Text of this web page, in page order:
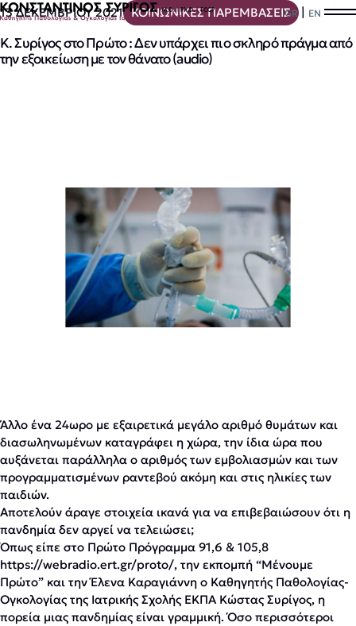
GR | EN
13 ΔΕΚΕΜΒΡΙΟΥ 2021 ΚΟΙΝΩΝΙΚΕΣ ΠΑΡΕΜΒΑΣΕΙΣ
Κ. Συρίγος στο Πρώτο : Δεν υπάρχει πιο σκληρό πράγμα από
την εξοικείωση με τον θάνατο (audio)
Άλλο ένα 24ωρο με εξαιρετικά μεγάλο αριθμό θυμάτων και
διασωληνωμένων καταγράφει η χώρα, την ίδια ώρα που
αυξάνεται παράλληλα ο αριθμός των εμβολιασμών και των
προγραμματισμένων ραντεβού ακόμη και στις ηλικίες των
παιδιών.
Αποτελούν άραγε στοιχεία ικανά για να επιβεβαιώσουν ότι η
πανδημία δεν αργεί να τελειώσει;
Όπως είπε στο Πρώτο Πρόγραμμα 91,6 & 105,8
https://webradio.ert.gr/proto/, την εκπομπή “Μένουμε
Πρώτο” και την Έλενα Καραγιάννη ο Καθηγητής Παθολογίας-
Ογκολογίας της Ιατρικής Σχολής ΕΚΠΑ Κώστας Συρίγος, η
πορεία μιας πανδημίας είναι γραμμική. Όσο περισσότεροι